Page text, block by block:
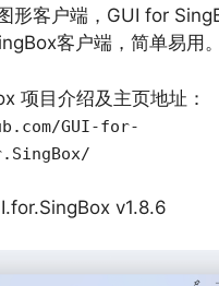
形客户端，GUI for
客户端，简单易用。
项目介绍及主页地址：
GUI-for-
v1.8.6